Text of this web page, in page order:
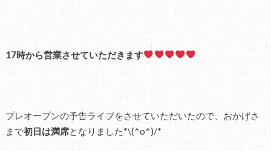
17時から営業させていただきます
プレオープンの予告ライブをさせていただいたので、おかげさ
まで初日は満席となりました*\(^o^)/*